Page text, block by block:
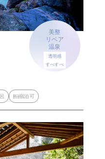
美整
リペア
温泉
透明感
すべすべ
宿泊可